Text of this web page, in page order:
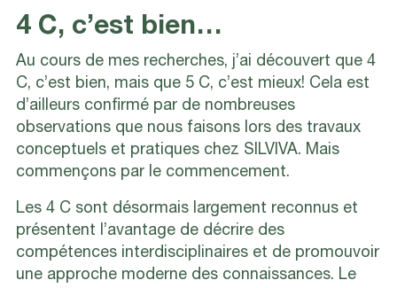
4 C, c’est bien…
Au cours de mes recherches, j’ai découvert que 4
C, c’est bien, mais que 5 C, c’est mieux! Cela est
d’ailleurs confirmé par de nombreuses
observations que nous faisons lors des travaux
conceptuels et pratiques chez SILVIVA. Mais
commençons par le commencement.
Les 4 C sont désormais largement reconnus et
présentent l’avantage de décrire des
compétences interdisciplinaires et de promouvoir
une approche moderne des connaissances. Le